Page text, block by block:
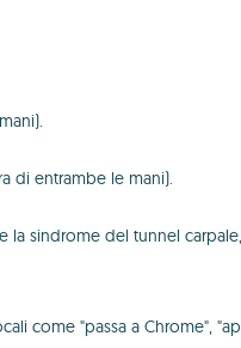
di entrambe le mani).
sindrome del tunnel
come "passa a Chrome",